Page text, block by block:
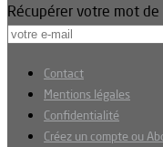
Récupérer votre mot de
Contact
Mentions légales
Confidentialité
Créez un compte ou